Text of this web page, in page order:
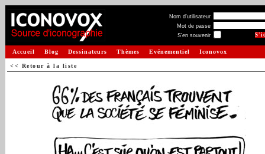
Nom d'utilisateur
Mot de passe
S'en souvenir
Accueil Blog Dessinateurs Thèmes Evénementiel Iconovox
<< Retour à la liste